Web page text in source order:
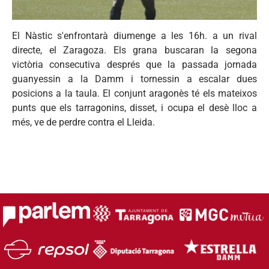
El Nàstic s'enfrontarà diumenge a les 16h. a un rival
directe, el Zaragoza. Els grana buscaran la segona
victòria consecutiva després que la passada jornada
guanyessin a la Damm i tornessin a escalar dues
posicions a la taula. El conjunt aragonès té els mateixos
punts que els tarragonins, disset, i ocupa el desè lloc a
més, ve de perdre contra el Lleida.